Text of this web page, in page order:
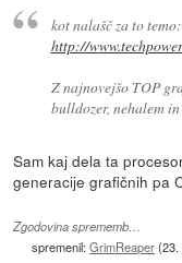
kot nalašč za to temo:
http://
Z najnovejšo TOP
bulldozer, nehalem
Sam kaj dela ta
generacije grafičnih pa
Zgodovina sprememb…
spremenil:GrimReaper(23.